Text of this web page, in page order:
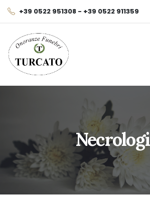
+39 0522 951308 - +39 0522 911359
Necrologi